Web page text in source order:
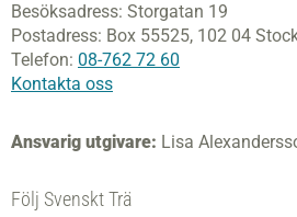
Besöksadress: Storgatan 19
Postadress: Box 55525, 102 04
Telefon: 08-762 72 60
Kontakta oss
Ansvarig utgivare: Lisa
Följ Svenskt Trä